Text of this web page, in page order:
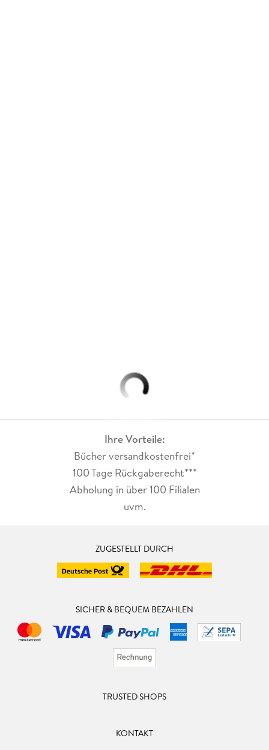
Ihre Vorteile:
Bücher versandkostenfrei*
100 Tage Rückgaberecht***
Abholung in über 100 Filialen
uvm.
ZUGESTELLT DURCH
SICHER & BEQUEM BEZAHLEN
TRUSTED SHOPS
KONTAKT